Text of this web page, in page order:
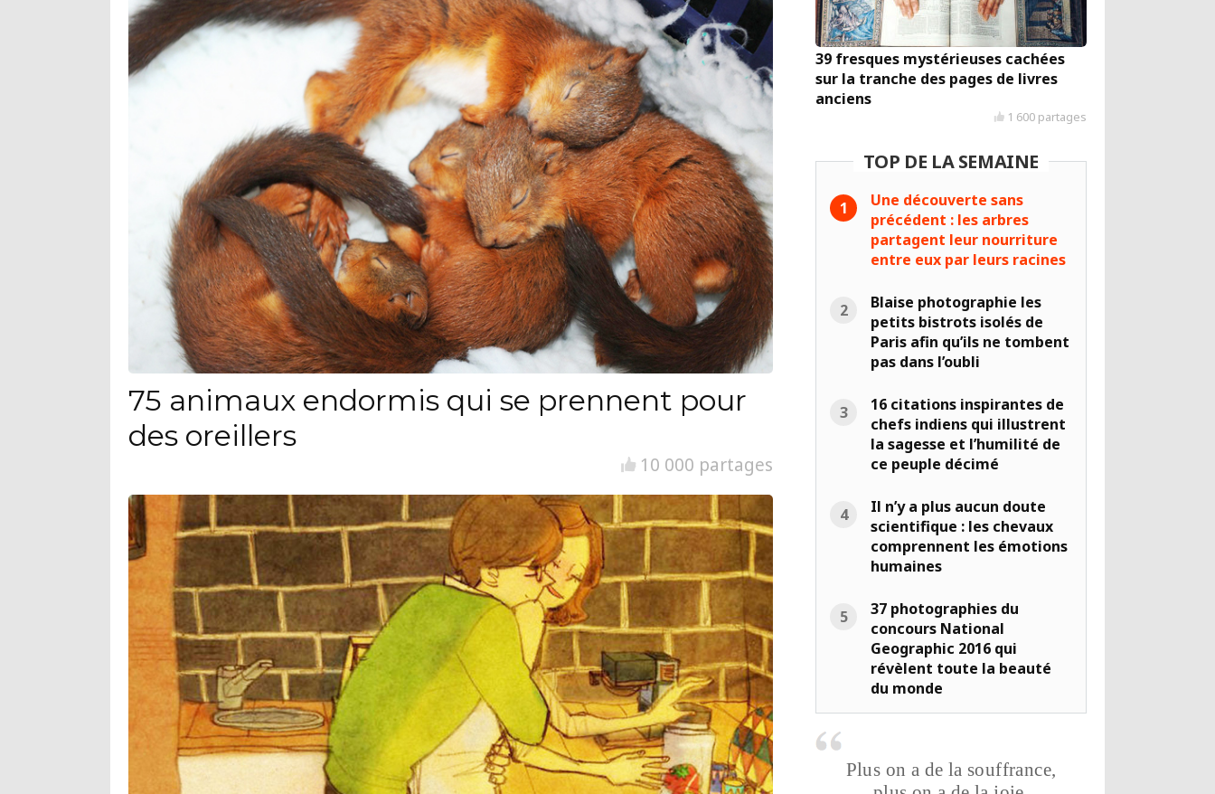
75 animaux endormis qui se prennent pour
des oreillers
10 000 partages
39 fresques mystérieuses cachées
sur la tranche des pages de livres
anciens
1 600 partages
TOP DE LA SEMAINE
Une découverte sans
précédent : les arbres
partagent leur nourriture
entre eux par leurs racines
Blaise photographie les
petits bistrots isolés de
Paris afin qu’ils ne tombent
pas dans l’oubli
16 citations inspirantes de
chefs indiens qui illustrent
la sagesse et l’humilité de
ce peuple décimé
Il n’y a plus aucun doute
scientifique : les chevaux
comprennent les émotions
humaines
37 photographies du
concours National
Geographic 2016 qui
révèlent toute la beauté
du monde
Plus on a de la souffrance,